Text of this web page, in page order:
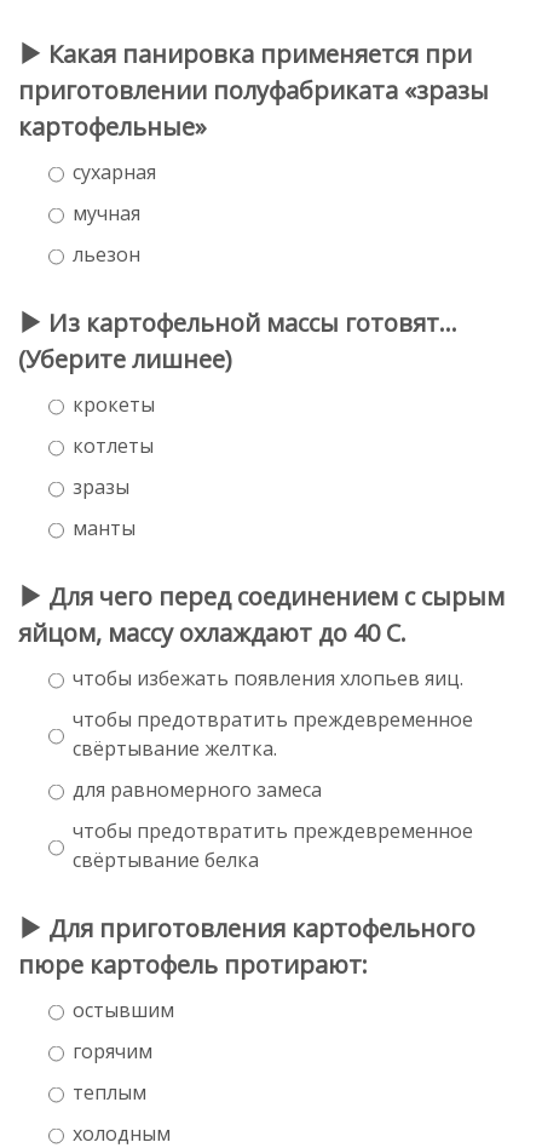
Какая панировка применяется при
приготовлении полуфабриката «зразы
картофельные»
сухарная
мучная
льезон
Из картофельной массы готовят…
(Уберите лишнее)
крокеты
котлеты
зразы
манты
Для чего перед соединением с сырым
яйцом, массу охлаждают до 40 С.
чтобы избежать появления хлопьев яиц.
чтобы предотвратить преждевременное
свёртывание желтка.
для равномерного замеса
чтобы предотвратить преждевременное
свёртывание белка
Для приготовления картофельного
пюре картофель протирают:
остывшим
горячим
теплым
холодным